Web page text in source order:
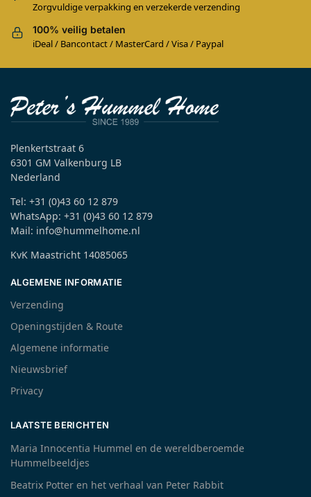
Zorgvuldige verpakking en verzekerde verzending
100% veilig betalen
iDeal / Bancontact / MasterCard / Visa / Paypal
Plenkertstraat 6
6301 GM Valkenburg LB
Nederland
Tel: +31 (0)43 60 12 879
WhatsApp: +31 (0)43 60 12 879
Mail: info@hummelhome.nl
KvK Maastricht 14085065
ALGEMENE INFORMATIE
Verzending
Openingstijden & Route
Algemene informatie
Nieuwsbrief
Privacy
LAATSTE BERICHTEN
Maria Innocentia Hummel en de wereldberoemde
Hummelbeeldjes
Beatrix Potter en het verhaal van Peter Rabbit